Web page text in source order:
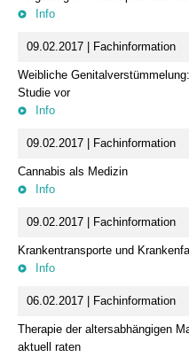
Info
09.02.2017 | Fachinformation
Weibliche
Studie vor
Info
09.02.2017 | Fachinformation
Cannabis als Medizin
Info
09.02.2017 | Fachinformation
Krankentransporte und
Info
06.02.2017 | Fachinformation
Therapie der altersabhängigen
aktuell raten